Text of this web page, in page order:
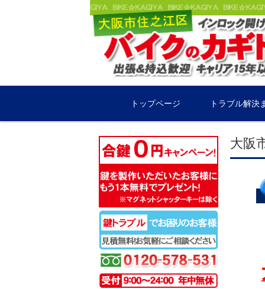
コンテンツに移動
トップページ トラブル解決
大阪